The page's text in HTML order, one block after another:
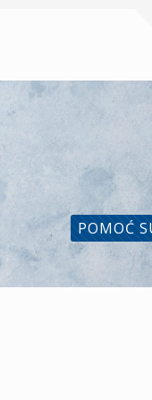
POMOĆ